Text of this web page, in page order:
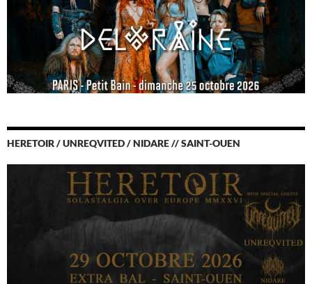
HERETOIR / UNREQVITED / NIDARE // SAINT-OUEN